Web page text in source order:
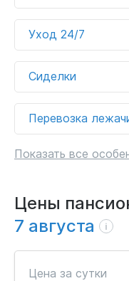
Уход 24/7
Сиделки
Перевозка
Показать все
Цены
7 августа
i
Цена за сутки